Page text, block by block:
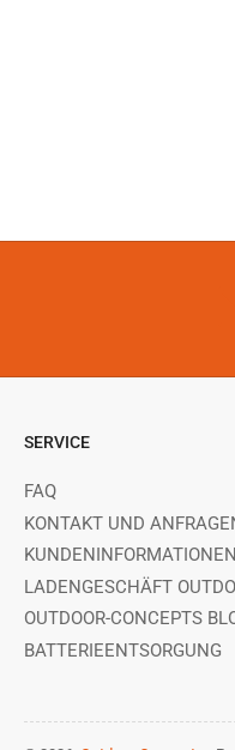
SERVICE
FAQ
KONTAKT UND
KUNDENINFORMATIONEN
LADENGESCHÄFT
OUTDOOR-CONCEPTS
BATTERIEENTSORGUNG